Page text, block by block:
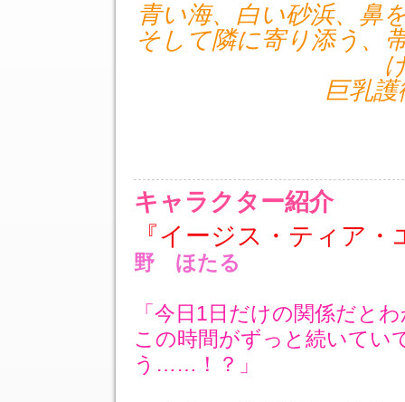
青い海、白い砂浜、
そして隣に寄り添う、
巨乳
キャラクター紹介
『イージス・ティア
野 ほたる
「今日1日だけの関係だと
この時間がずっと続いてい
う……！？」